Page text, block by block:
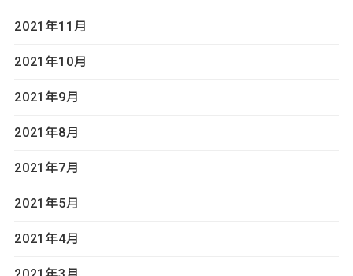
2021年11月
2021年10月
2021年9月
2021年8月
2021年7月
2021年5月
2021年4月